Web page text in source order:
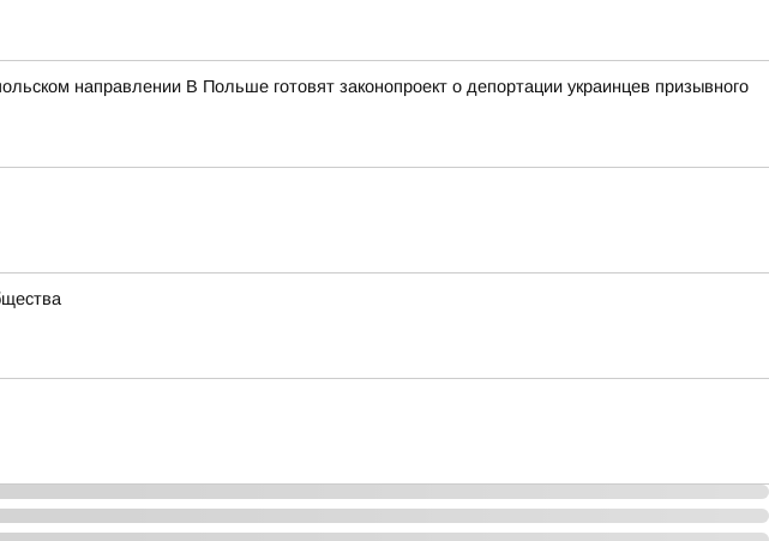
направлении В Польше готовят законопроект о депортации украинцев призывного